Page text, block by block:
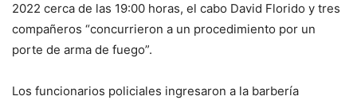
2022 cerca de las 19:00 horas, el cabo David Florido y tres
compañeros “concurrieron a un procedimiento por un
porte de arma de fuego”.
Los funcionarios policiales ingresaron a la barbería